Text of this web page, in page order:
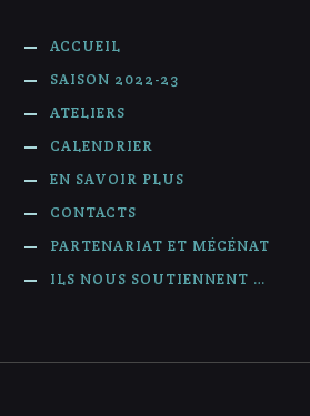
ACCUEIL
SAISON 2022-23
ATELIERS
CALENDRIER
EN SAVOIR PLUS
CONTACTS
PARTENARIAT ET MÉCÉNAT
ILS NOUS SOUTIENNENT …